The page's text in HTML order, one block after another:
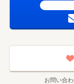
お問い合